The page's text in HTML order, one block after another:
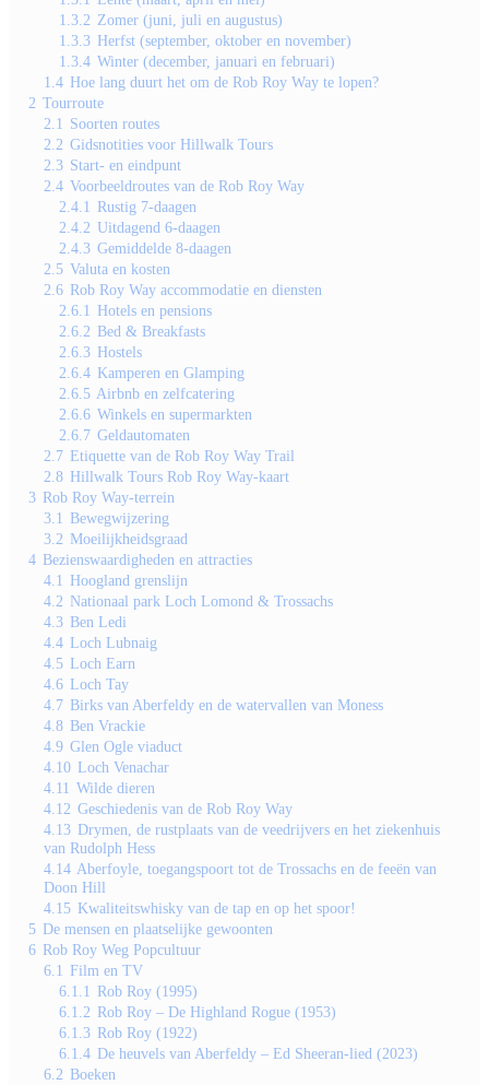
1.3.2 Zomer (juni, juli en augustus)
1.3.3 Herfst (september, oktober en november)
1.3.4 Winter (december, januari en februari)
1.4 Hoe lang duurt het om de Rob Roy Way te lopen?
2 Tourroute
2.1 Soorten routes
2.2 Gidsnotities voor Hillwalk Tours
2.3 Start- en eindpunt
2.4 Voorbeeldroutes van de Rob Roy Way
2.4.1 Rustig 7-daagen
2.4.2 Uitdagend 6-daagen
2.4.3 Gemiddelde 8-daagen
2.5 Valuta en kosten
2.6 Rob Roy Way accommodatie en diensten
2.6.1 Hotels en pensions
2.6.2 Bed & Breakfasts
2.6.3 Hostels
2.6.4 Kamperen en Glamping
2.6.5 Airbnb en zelfcatering
2.6.6 Winkels en supermarkten
2.6.7 Geldautomaten
2.7 Etiquette van de Rob Roy Way Trail
2.8 Hillwalk Tours Rob Roy Way-kaart
3 Rob Roy Way-terrein
3.1 Bewegwijzering
3.2 Moeilijkheidsgraad
4 Bezienswaardigheden en attracties
4.1 Hoogland grenslijn
4.2 Nationaal park Loch Lomond & Trossachs
4.3 Ben Ledi
4.4 Loch Lubnaig
4.5 Loch Earn
4.6 Loch Tay
4.7 Birks van Aberfeldy en de watervallen van Moness
4.8 Ben Vrackie
4.9 Glen Ogle viaduct
4.10 Loch Venachar
4.11 Wilde dieren
4.12 Geschiedenis van de Rob Roy Way
4.13 Drymen, de rustplaats van de veedrijvers en het ziekenhuis
van Rudolph Hess
4.14 Aberfoyle, toegangspoort tot de Trossachs en de feeën van
Doon Hill
4.15 Kwaliteitswhisky van de tap en op het spoor!
5 De mensen en plaatselijke gewoonten
6 Rob Roy Weg Popcultuur
6.1 Film en TV
6.1.1 Rob Roy (1995)
6.1.2 Rob Roy – De Highland Rogue (1953)
6.1.3 Rob Roy (1922)
6.1.4 De heuvels van Aberfeldy – Ed Sheeran-lied (2023)
6.2 Boeken